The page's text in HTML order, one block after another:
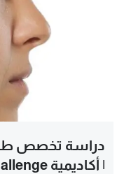
دراسة تخصص طب
| أكاديمية Challenge